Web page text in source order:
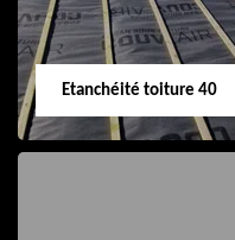
Etanchéité toiture 40